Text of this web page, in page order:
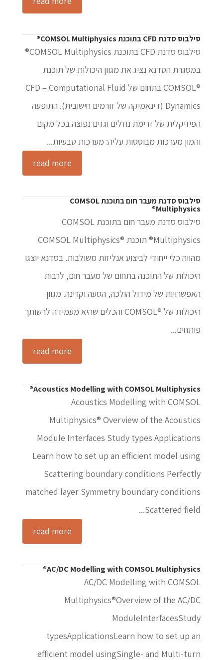
סילבוס סדנת CFD בתוכנת COMSOL Multiphysics®
סילבוס סדנת CFD בתוכנת COMSOL Multiphysics®
במסגרת הסדנא נציג את מגוון היכולות של תוכנת
®COMSOL בתחום של CFD – Computational Fluid
Dynamics (דינאמיקה של זורמים חישובית). התופעה
הפיזיקלית של זרימת נוזלים וגזים נפוצה בכל מקום
והמון מערכות מבוססות עליה: מערכות טבעיות...
read more
סילבוס סדנת מעבר חום בתוכנת COMSOL
Multiphysics®
סילבוס סדנת מעבר חום בתוכנת COMSOL
Multiphysics® תוכנת ®COMSOL Multiphysics
מהווה כלי ייחודי לביצוע אנליזות משולבות. בסדנא יוצגו
היכולות של התוכנה בתחום של מעבר חום, לרבות
האפשרויות של מידול הולכה, הסעה וקרינה. מגוון
היכולות של ®COMSOL והכלים שהיא מעמידה לרשותך
פותחים...
read more
Acoustics Modelling with COMSOL Multiphysics®
Acoustics Modelling with COMSOL
Multiphysics® Overview of the Acoustics
Module Interfaces Study types Applications
Learn how to set up an efficient model using
Scattering boundary conditions Perfectly
matched layer Symmetry boundary conditions
Scattered field...
read more
AC/DC Modelling with COMSOL Multiphysics®
AC/DC Modelling with COMSOL
Multiphysics®Overview of the AC/DC
ModuleInterfacesStudy
typesApplicationsLearn how to set up an
efficient model usingSingle- and Multi-turn